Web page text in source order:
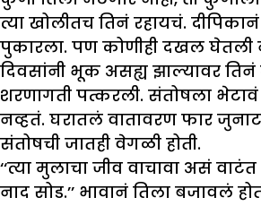
त्या खोलीतच तिनं रहायचं.
पुकारला. पण कोणीही दखल घेतली
दिवसांनी भूक असह्य झाल्यावर
शरणागती पत्करली. संतोषला
नव्हतं. घरातलं वातावरण फार जुनाट
संतोषची जातही वेगळी होती.
‘‘त्या मुलाचा जीव वाचावा असं
नाद सोड.’’ भावानं तिला बजावलं